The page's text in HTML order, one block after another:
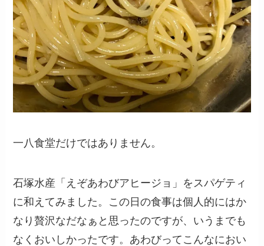
一八食堂だけではありません。
石塚水産「えぞあわびアヒージョ」をスパゲティ
に和えてみました。この日の食事は個人的にはか
なり贅沢なだなぁと思ったのですが、いうまでも
なくおいしかったです。あわびってこんなにおい